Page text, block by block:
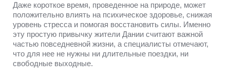
Даже короткое время, проведенное на природе, может
положительно влиять на психическое здоровье, снижая
уровень стресса и помогая восстановить силы. Именно
эту простую привычку жители Дании считают важной
частью повседневной жизни, а специалисты отмечают,
что для нее не нужны ни длительные поездки, ни
свободные выходные.